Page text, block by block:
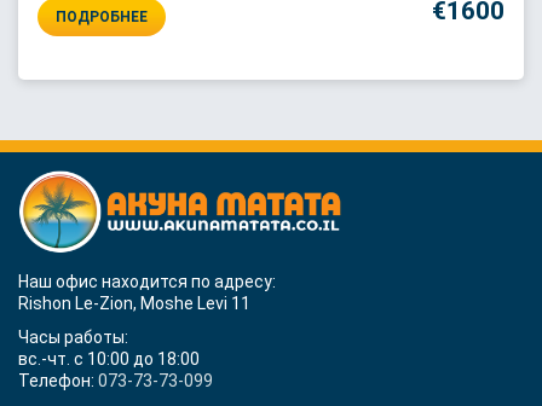
ПОДРОБНЕЕ €1600
Наш офис находится по адресу:
Rishon Le-Zion, Moshe Levi 11
Часы работы:
вс.-чт. с 10:00 до 18:00
Телефон: 073-73-73-099